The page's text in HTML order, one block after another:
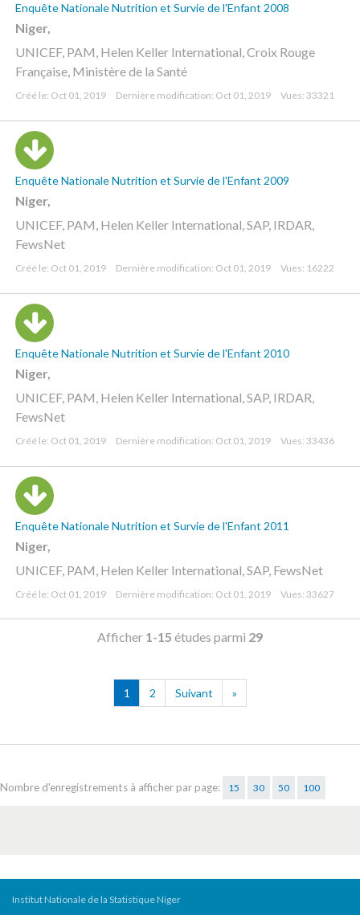
Enquête Nationale Nutrition et Survie de l'Enfant 2008
Niger,
UNICEF, PAM, Helen Keller International, Croix Rouge
Française, Ministère de la Santé
Créé le: Oct 01, 2019 Dernière modification: Oct 01, 2019 Vues: 33321
Enquête Nationale Nutrition et Survie de l'Enfant 2009
Niger,
UNICEF, PAM, Helen Keller International, SAP, IRDAR,
FewsNet
Créé le: Oct 01, 2019 Dernière modification: Oct 01, 2019 Vues: 16222
Enquête Nationale Nutrition et Survie de l'Enfant 2010
Niger,
UNICEF, PAM, Helen Keller International, SAP, IRDAR,
FewsNet
Créé le: Oct 01, 2019 Dernière modification: Oct 01, 2019 Vues: 33436
Enquête Nationale Nutrition et Survie de l'Enfant 2011
Niger,
UNICEF, PAM, Helen Keller International, SAP, FewsNet
Créé le: Oct 01, 2019 Dernière modification: Oct 01, 2019 Vues: 33627
Afficher 1-15 études parmi 29
1 2 Suivant »
Nombre d'enregistrements à afficher par page: 15 30 50 100
Institut Nationale de la Statistique Niger